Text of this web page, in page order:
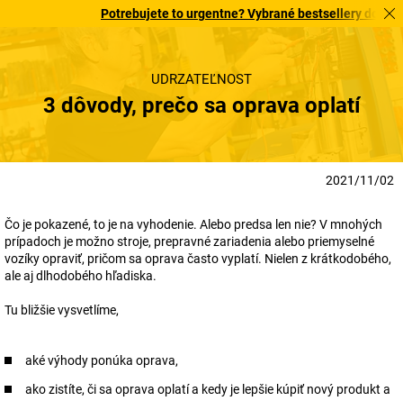
Potrebujete to urgentne? Vybrané bestsellery
UDRŽATEĽNOSŤ
3 dôvody, prečo sa oprava oplatí
2021/11/02
Čo je pokazené, to je na vyhodenie. Alebo predsa len nie? V mnohých
prípadoch je možno stroje, prepravné zariadenia alebo priemyselné
vozíky opraviť, pričom sa oprava často vyplatí. Nielen z krátkodobého,
ale aj dlhodobého hľadiska.
Tu bližšie vysvetlíme,
aké výhody ponúka oprava,
ako zistíte, či sa oprava oplatí a kedy je lepšie kúpiť nový produkt a